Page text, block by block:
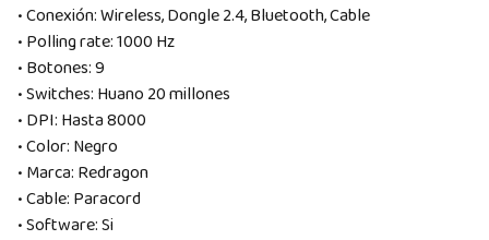
• Conexión: Wireless, Dongle 2.4, Bluetooth, Cable
• Polling rate: 1000 Hz
• Botones: 9
• Switches: Huano 20 millones
• DPI: Hasta 8000
• Color: Negro
• Marca: Redragon
• Cable: Paracord
• Software: Si